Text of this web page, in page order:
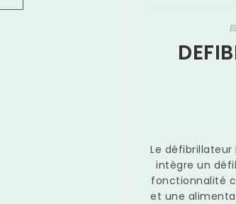
Le
intègre un
fonctionnalité
et une